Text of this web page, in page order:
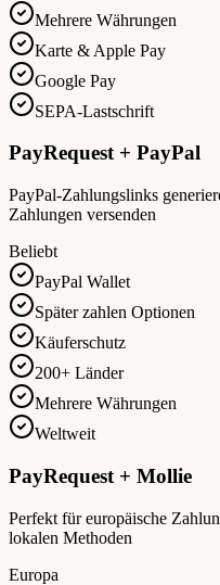
Mehrere Währungen
Karte & Apple Pay
Google Pay
SEPA-Lastschrift
PayRequest + PayPal
PayPal-Zahlungslinks
Zahlungen versenden
Beliebt
PayPal Wallet
Später zahlen Optionen
Käuferschutz
200+ Länder
Mehrere Währungen
Weltweit
PayRequest + Mollie
Perfekt für europäische
lokalen Methoden
Europa